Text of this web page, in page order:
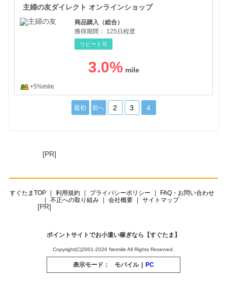
主婦の友ダイレクト オンラインショップ
商品購入（総合）
獲得期間：
125日程度
リピート可
3.0%
+5%mile
最初 前へ 2 3 4
[PR]
すぐたまTOP 利用規約 プライバシーポリシー
FAQ・お問い合わせ
不正への取り組み
会社概要 サイトマップ
[PR]
ポイントサイトでお小遣い稼ぎなら【すぐたま】
Copyright(C)2001-2026 Netmile All Rights Reserved.
表示モード： モバイル PC